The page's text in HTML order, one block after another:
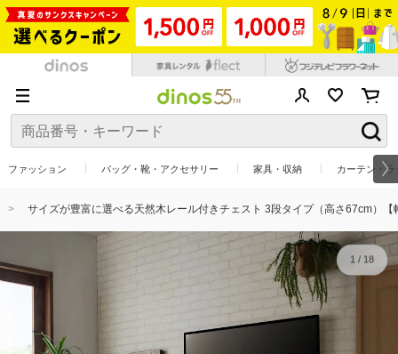
ファッション バッグ・靴・アクセサリー 家具・収納 カーテン・
サイズが豊富に選べる天然木レール付きチェスト 3段タイプ（高さ67cm）
1/ 18